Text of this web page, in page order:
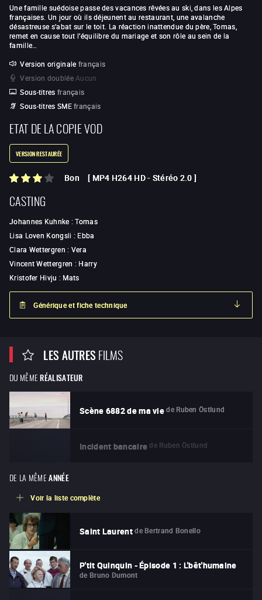
Une famille suédoise passe des vacances rêvées au ski, dans les Alpes
françaises. Un jour où ils déjeunent au restaurant, une avalanche
désastreuse s’abat sur le toit. La réaction inattendue du père, Tomas,
remet en cause tout l’équilibre du mariage et son rôle au sein de la
famille…
Version originale français
Version doublée Aucun
Sous-titres français
Sous-titres SME français
ETAT DE LA COPIE VOD
VERSION RESTAURÉE
Bon [ MP4 H264 HD- Stéréo 2.0 ]
CASTING
Johannes Kuhnke :Tomas
Lisa Loven Kongsli : Ebba
Clara Wettergren : Vera
Vincent Wettergren : Harry
Kristofer Hivju : Mats
Générique et fiche technique
LES AUTRESFILMS
DU MÊME RÉALISATEUR
Scène 6882 de ma vie de Ruben Östlund
Incident bancaire de Ruben Östlund
DE LA MÊME ANNÉE
Voir la liste complète
Saint Laurent de Bertrand Bonello
P'tit Quinquin - Épisode 1 : L'bêt'humaine
de Bruno Dumont